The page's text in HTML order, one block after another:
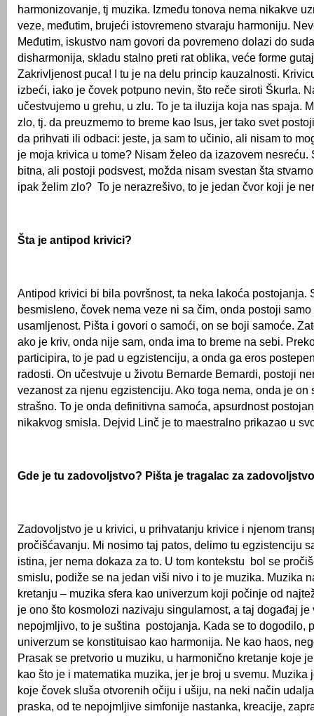
harmonizovanje, tj muzika. Između tonova nema nikakve
veze, međutim, brujeći istovremeno stvaraju harmoniju.
Međutim, iskustvo nam govori da povremeno dolazi do
disharmonija, skladu stalno preti rat oblika, veće forme
Zakrivljenost puca! I tu je na delu princip kauzalnosti.
izbeći, iako je čovek potpuno nevin, što reče siroti Škurla.
učestvujemo u grehu, u zlu. To je ta iluzija koja nas spaja.
zlo, tj. da preuzmemo to breme kao Isus, jer tako svet
da prihvati ili odbaci: jeste, ja sam to učinio, ali nisam to
je moja krivica u tome? Nisam želeo da izazovem nesreću.
bitna, ali postoji podsvest, možda nisam svestan šta
ipak želim zlo? To je nerazrešivo, to je jedan čvor koji je
Šta je antipod krivici?
Antipod krivici bi bila površnost, ta neka lakoća postojanja.
besmisleno, čovek nema veze ni sa čim, onda postoji
usamljenost. Pišta i govori o samoći, on se boji samoće.
ako je kriv, onda nije sam, onda ima to breme na sebi.
participira, to je pad u egzistenciju, a onda ga eros
radosti. On učestvuje u životu Bernarde Bernardi, postoji
vezanost za njenu egzistenciju. Ako toga nema, onda je on
strašno. To je onda definitivna samoća, apsurdnost
nikakvog smisla. Dejvid Linč je to maestralno prikazao u
Gde je tu zadovoljstvo? Pišta je tragalac za
Zadovoljstvo je u krivici, u prihvatanju krivice i njenom
pročišćavanju. Mi nosimo taj patos, delimo tu egzistenciju
istina, jer nema dokaza za to. U tom kontekstu bol se
smislu, podiže se na jedan viši nivo i to je muzika. Muzika
kretanju – muzika sfera kao univerzum koji počinje od
je ono što kosmolozi nazivaju singularnost, a taj događaj je
nepojmljivo, to je suština postojanja. Kada se to dogodilo,
univerzum se konstituisao kao harmonija. Ne kao haos,
Prasak se pretvorio u muziku, u harmonično kretanje koje
kao što je i matematika muzika, jer je broj u svemu. Muzika
koje čovek sluša otvorenih očiju i ušiju, na neki način
praska, od te nepojmljive simfonije nastanka, kreacije,